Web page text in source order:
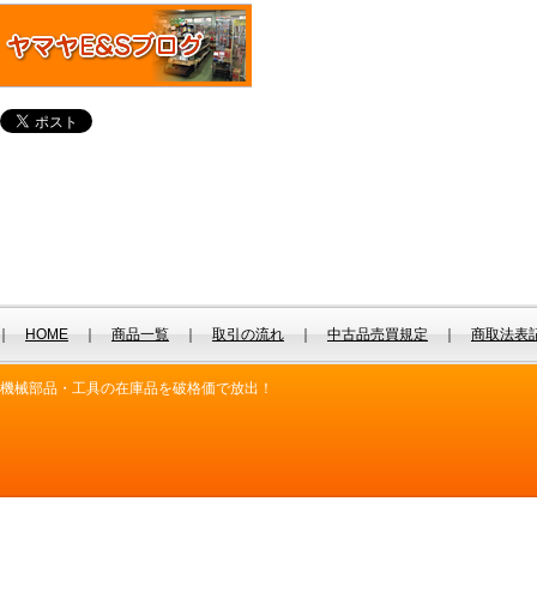
HOME 商品一覧 取引の流れ 中古品売買規定 商取法表
機械部品・工具の在庫品を破格価で放出！